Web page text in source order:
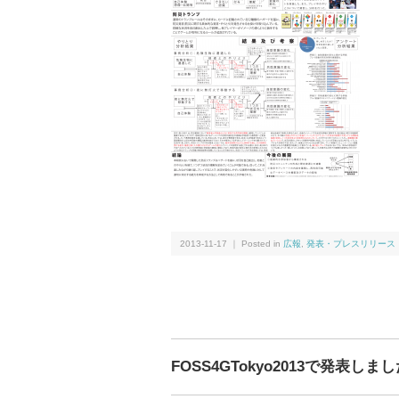
2013-11-17 ｜ Posted in 広報 発表・プレスリリース
FOSS4GTokyo2013で発表しまし